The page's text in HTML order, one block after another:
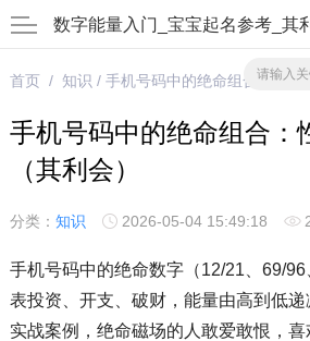
数字能量入门_宝宝起名参考_其
首页/ 知识 / 手机号码中的绝命组合：性格
手机号码中的绝命组合：
（其利会）
分类： 知识 2026-05-04 15:49:18
手机号码中的绝命数字（12/21、69/
表投资、开支、破财，能量由高到低
实战案例，绝命磁场的人敢爱敢恨，